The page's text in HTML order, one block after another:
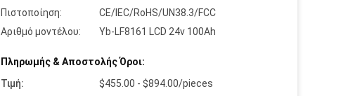
Πιστοποίηση:
CE/IEC/RoHS/UN38.3/FCC
Αριθμό μοντέλου:
Yb-LF8161 LCD 24v 100Ah
Πληρωμής & Αποστολής Όροι:
Τιμή:
$455.00 - $894.00/pieces